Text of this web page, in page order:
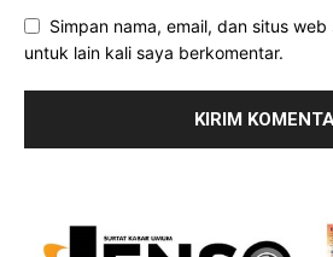
Simpan nama, email, dan situs
untuk lain kali saya berkomentar.